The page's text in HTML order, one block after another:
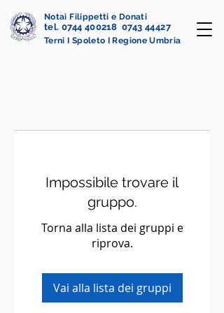
Notai Filippetti e Donati
tel. 0744 400218 0743 44427
Terni I Spoleto I Regione Umbria
Impossibile trovare il
gruppo.
Torna alla lista dei gruppi e
riprova.
Vai alla lista dei gruppi